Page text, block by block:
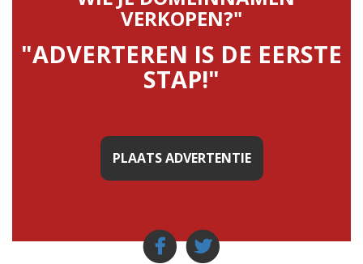
VERKOPEN?"
"ADVERTEREN IS DE EERSTE
STAP!"
PLAATS ADVERTENTIE